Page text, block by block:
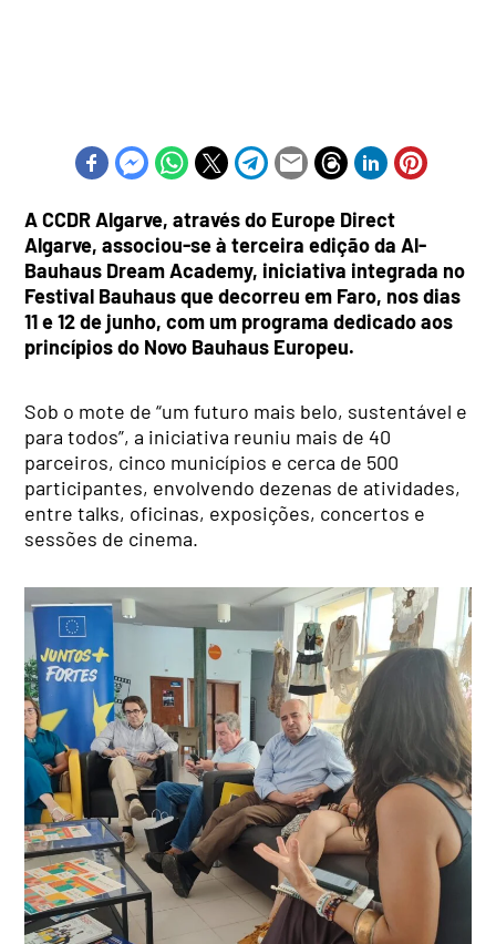
A CCDR Algarve, através do Europe Direct
Algarve, associou-se à terceira edição da Al-
Bauhaus Dream Academy, iniciativa integrada no
Festival Bauhaus que decorreu em Faro, nos dias
11 e 12 de junho, com um programa dedicado aos
princípios do Novo Bauhaus Europeu.
Sob o mote de “um futuro mais belo, sustentável e
para todos”, a iniciativa reuniu mais de 40
parceiros, cinco municípios e cerca de 500
participantes, envolvendo dezenas de atividades,
entre talks, oficinas, exposições, concertos e
sessões de cinema.